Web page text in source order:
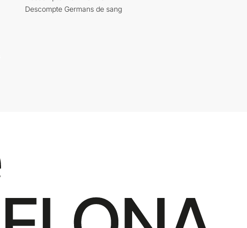
Descompte Germans de sang